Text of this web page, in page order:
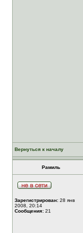
Вернуться к началу
Рамиль
Зарегистрирован: 28 янв
2008, 20:14
Сообщения: 21